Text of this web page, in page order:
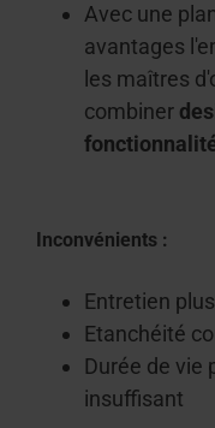
Avec une
avantages
les maîtres
combiner
Inconvénients :
Entretien
Etanchéité
Durée de vie
insuffisant